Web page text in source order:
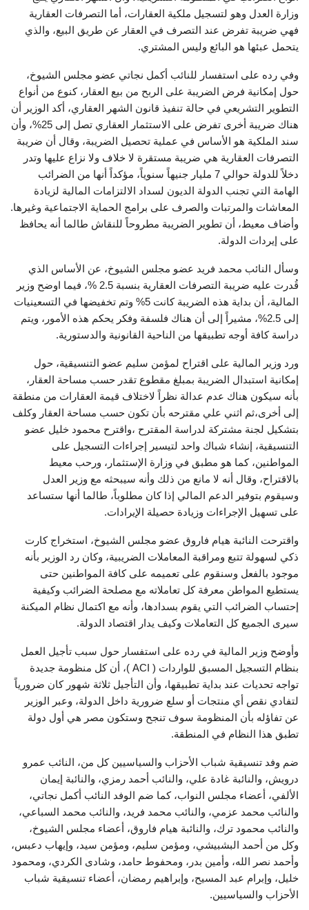
وزارة العدل وهو لتسجيل ملكية العقارات، أما التصرفات العقارية
فهي ضريبة تفرض عند التصرف في العقار عن طريق البيع، والذي
يتحمل عبئها هو البائع وليس المشتري.
وفي رده على استفسار للنائب أكمل نجاتي عضو مجلس الشيوخ،
حول إمكانية فرض الضريبة على الربح من بيع العقار، كنوع من أنواع
التطوير التشريعي في حالة تنفيذ قانون الشهر العقاري، أكد الوزير أن
هناك ضريبة أخرى تفرض على الاستثمار العقاري تصل إلى 25%، وأن
سند الملكية هو الأساس في عملية تحصيل الضريبة، وقال أن ضريبة
التصرفات العقارية هي ضريبة مستقرة لا خلاف ولا نزاع عليها وتدر
دخلاً للدولة حوالي 7 مليار جنيهاً سنوياً، مؤكداً أنها من الضرائب
الهامة التي تجنب الدولة الديون لسداد الالتزامات المالية لزيادة
المعاشات والمرتبات والصرف على برامج الحماية الاجتماعية وغيرها.
وأضاف معيط، أن تطوير الضريبة مطروحاً للنقاش طالما أنه يحافظ
على إيردات الدولة.
وسأل النائب محمد فريد عضو مجلس الشيوخ، عن الأساس الذي
قُدرت عليه ضريبة التصرفات العقارية بنسبة 2.5 %، فيما اوضح وزير
المالية، أن بداية هذه الضريبة كانت 5% وتم تخفيضها في التسعينيات
إلى 2.5%، مشيراً إلى أن هناك فلسفة وفكر يحكم هذه الأمور، ويتم
دراسة كافة أوجه تطبيقها من الناحية القانونية والدستورية.
ورد وزير المالية على اقتراح لمؤمن سليم عضو التنسيقية، حول
إمكانية استبدال الضريبة بمبلغ مقطوع تقدر حسب مساحة العقار،
بأنه سيكون هناك عدم عدالة نظراً لاختلاف قيمة العقارات من منطقة
إلى أخرى،ثم اثني علي مقترحه بأن تكون حسب مساحة العقار وكلف
بتشكيل لجنة مشتركة لدراسة المقترح ،واقترح محمود خليل عضو
التنسيقية، إنشاء شباك واحد لتيسير إجراءات التسجيل على
المواطنين، كما هو مطبق في وزارة الإستثمار، ورحب معيط
بالاقتراح، وقال أنه لا مانع من ذلك وأنه سيبحثه مع وزير العدل
وسيقوم بتوفير الدعم المالي إذا كان مطلوباً، طالما أنها ستساعد
على تسهيل الإجراءات وزيادة حصيلة الإيرادات.
واقترحت النائبة هيام فاروق عضو مجلس الشيوخ، استخراج كارت
ذكي لسهولة تتبع ومراقبة المعاملات الضريبية، وكان رد الوزير بأنه
موجود بالفعل وسنقوم على تعميمه على كافة المواطنين حتى
يستطيع المواطن معرفة كل تعاملاته مع مصلحة الضرائب وكيفية
إحتساب الضرائب التي يقوم بسدادها، وأنه مع اكتمال نظام الميكنة
سيرى الجميع كل التعاملات وكيف يدار اقتصاد الدولة.
وأوضح وزير المالية في رده على استفسار حول سبب تأجيل العمل
بنظام التسجيل المسبق للواردات ( ACI )، أن كل منظومة جديدة
تواجه تحديات عند بداية تطبيقها، وأن التأجيل ثلاثة شهور كان ضرورياً
لتفادي نقص أي منتجات أو سلع ضرورية داخل الدولة، وعبر الوزير
عن تفاؤله بأن المنظومة سوف تنجح وستكون مصر هي أول دولة
تطبق هذا النظام في المنطقة.
ضم وفد تنسيقية شباب الأحزاب والسياسيين كل من، النائب عمرو
درويش، والنائبة غادة علي، والنائب أحمد رمزي، والنائبة إيمان
الألفي، أعضاء مجلس النواب، كما ضم الوفد النائب أكمل نجاتي،
والنائب محمد عزمي، والنائب محمد فريد، والنائب محمد السباعي،
والنائب محمود ترك، والنائبة هيام فاروق، أعضاء مجلس الشيوخ،
وكل من أحمد البشبيشي، ومؤمن سليم، ومؤمن سيد، وإيهاب دعبس،
وأحمد نصر الله، وأمين بدر، ومحفوط حامد، وشادى الكردي، ومحمود
خليل، وإبرام عبد المسيح، وإبراهيم رمضان، أعضاء تنسيقية شباب
الأحزاب والسياسيين.